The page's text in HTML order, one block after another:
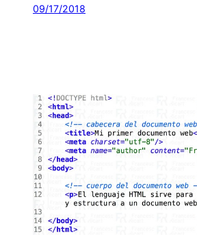
09/17/2018